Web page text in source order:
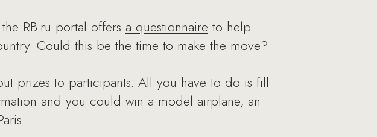
RB.ru portal offers a questionnaire to help
Could this be the time to make the move?
prizes to participants. All you have to do is fill
and you could win a model airplane, an